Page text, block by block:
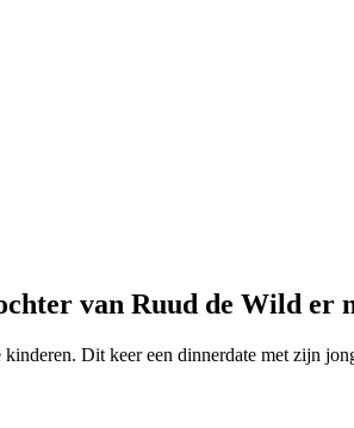
van Ruud de Wild er
Dit keer een dinnerdate met zijn